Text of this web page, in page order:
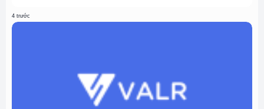
4 trước